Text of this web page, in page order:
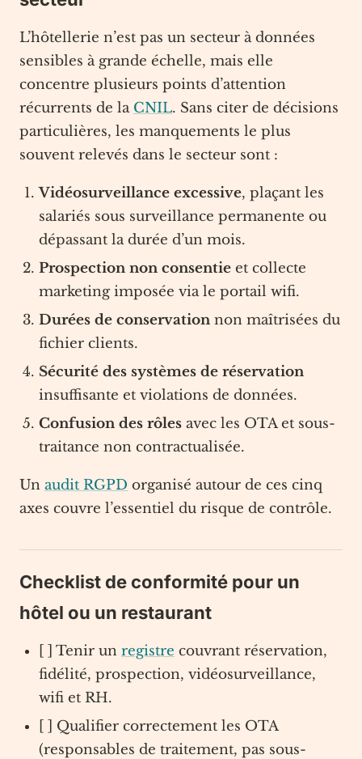
L’hôtellerie n’est pas un secteur à données
sensibles à grande échelle, mais elle
concentre plusieurs points d’attention
récurrents de la CNIL. Sans citer de décisions
particulières, les manquements le plus
souvent relevés dans le secteur sont :
Vidéosurveillance excessive, plaçant les
salariés sous surveillance permanente ou
dépassant la durée d’un mois.
Prospection non consentie et collecte
marketing imposée via le portail wifi.
Durées de conservation non maîtrisées du
fichier clients.
Sécurité des systèmes de réservation
insuffisante et violations de données.
Confusion des rôles avec les OTA et sous-
traitance non contractualisée.
Un audit RGPD organisé autour de ces cinq
axes couvre l’essentiel du risque de contrôle.
Checklist de conformité pour un
hôtel ou un restaurant
[ ] Tenir un registre couvrant réservation,
fidélité, prospection, vidéosurveillance,
wifi et RH.
[ ] Qualifier correctement les OTA
(responsables de traitement, pas sous-